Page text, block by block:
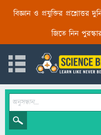
বিজ্ঞান ও প্রযুক্তির প্রশ্নোত্তর
জিতে নিন